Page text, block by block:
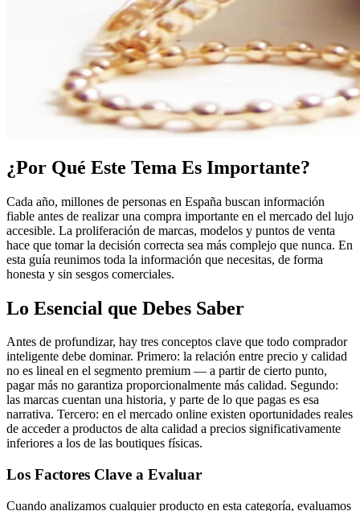
¿Por Qué Este Tema Es Importante?
Cada año, millones de personas en España buscan información
fiable antes de realizar una compra importante en el mercado del lujo
accesible. La proliferación de marcas, modelos y puntos de venta
hace que tomar la decisión correcta sea más complejo que nunca. En
esta guía reunimos toda la información que necesitas, de forma
honesta y sin sesgos comerciales.
Lo Esencial que Debes Saber
Antes de profundizar, hay tres conceptos clave que todo comprador
inteligente debe dominar. Primero: la relación entre precio y calidad
no es lineal en el segmento premium — a partir de cierto punto,
pagar más no garantiza proporcionalmente más calidad. Segundo:
las marcas cuentan una historia, y parte de lo que pagas es esa
narrativa. Tercero: en el mercado online existen oportunidades reales
de acceder a productos de alta calidad a precios significativamente
inferiores a los de las boutiques físicas.
Los Factores Clave a Evaluar
Cuando analizamos cualquier producto en esta categoría, evaluamos